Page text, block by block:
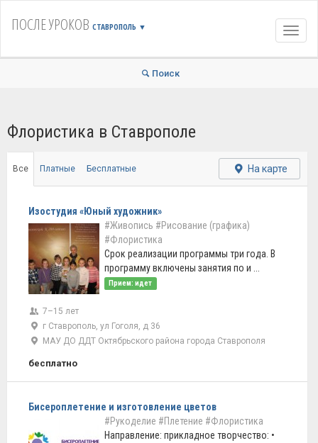
ПОСЛЕ УРОКОВ СТАВРОПОЛЬ ▼
Поиск
Флористика в Ставрополе
Все Платные Бесплатные На карте
Изостудия «Юный художник»
#Живопись #Рисование (графика)
#Флористика
Срок реализации программы три года. В
программу включены занятия по и ...
Прием: идет
7–15 лет
г Ставрополь, ул Гоголя, д 36
МАУ ДО ДДТ Октябрьского района города Ставрополя
бесплатно
Бисероплетение и изготовление цветов
#Рукоделие #Плетение #Флористика
Направление: прикладное творчество: •